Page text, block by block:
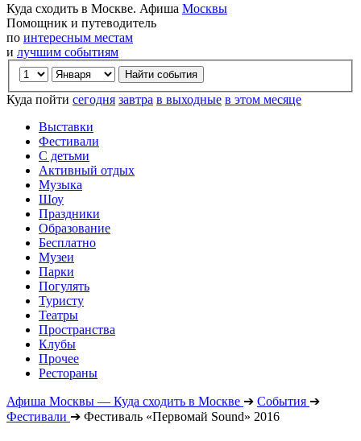
Куда сходить в Москве. Афиша Москвы
Помощник и путеводитель
по интересным местам
и лучшим событиям
Куда пойти сегодня завтра в выходные в этом месяце
Выставки
Фестивали
С детьми
Активный отдых
Музыка
Шоу
Праздники
Образование
Бесплатно
Музеи
Парки
Погулять
Туристу
Театры
Пространства
Клубы
Прочее
Рестораны
Афиша Москвы — Куда сходить в Москве ➔ События ➔
Фестивали ➔ Фестиваль «Первомай Sound» 2016